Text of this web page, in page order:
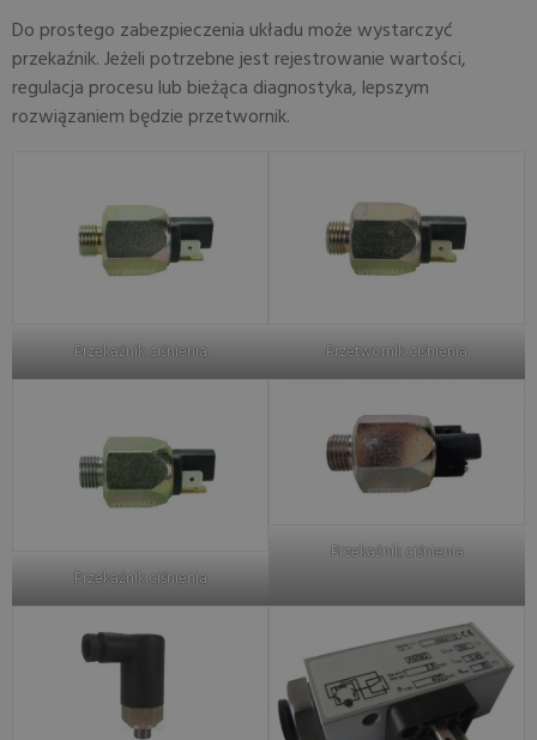
Do prostego zabezpieczenia układu może wystarczyć
przekaźnik. Jeżeli potrzebne jest rejestrowanie wartości,
regulacja procesu lub bieżąca diagnostyka, lepszym
rozwiązaniem będzie przetwornik.
Przekaźnik ciśnienia Przetwornik ciśnienia
Przekaźnik ciśnienia
Przekaźnik ciśnienia